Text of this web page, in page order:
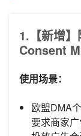
1.【新增
Consent
使用场景：
欧盟DMA
要求商家